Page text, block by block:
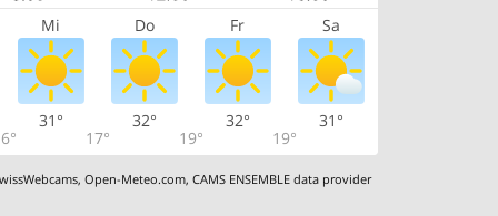
Mi Do Fr Sa
31°
17°
32°
19°
32°
19°
31°
,Open-Meteo.com,CAMS ENSEMBLE data provider